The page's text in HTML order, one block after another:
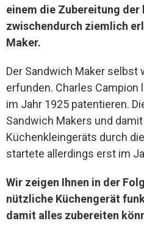
einem die Zubereitung
zwischendurch ziemlich
Maker.
Der Sandwich Maker selbst
erfunden. Charles
im Jahr 1925 patentieren.
Sandwich Makers und
Küchenkleingeräts durch
startete allerdings erst im
Wir zeigen Ihnen in der
nützliche Küchengerät
damit alles zubereiten